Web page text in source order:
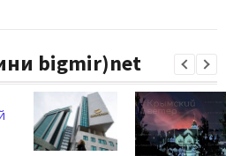
bigmir)net